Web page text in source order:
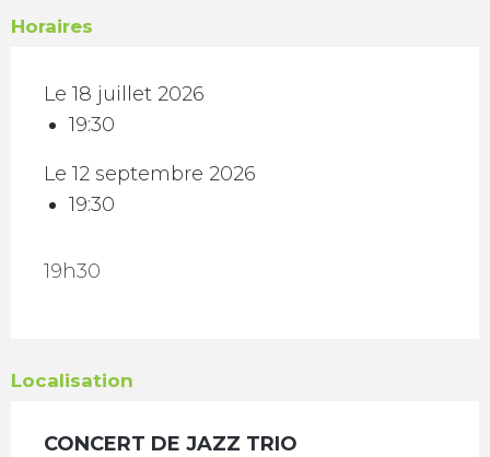
Horaires
Le 18 juillet 2026
19:30
Le 12 septembre 2026
19:30
19h30
Localisation
CONCERT DE JAZZ TRIO